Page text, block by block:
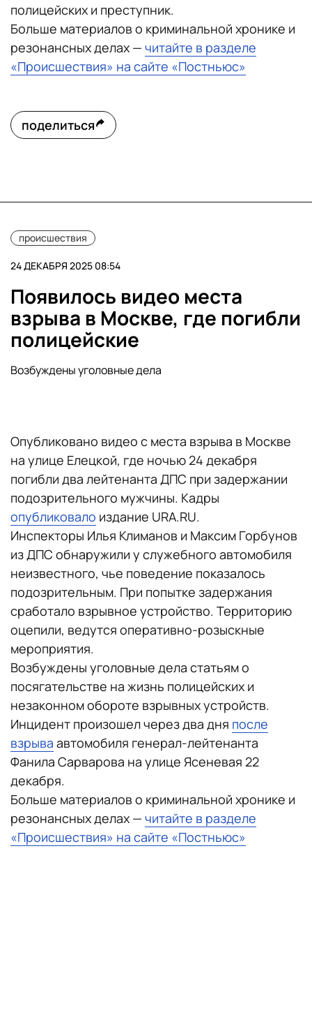
полицейских и преступник.
Больше материалов о криминальной хронике и
резонансных делах — читайте в разделе
«Происшествия» на сайте «Постньюс»
поделиться
происшествия
24 ДЕКАБРЯ 2025 08:54
Появилось видео места
взрыва в Москве, где погибли
полицейские
Возбуждены уголовные дела
Опубликовано видео с места взрыва в Москве
на улице Елецкой, где ночью 24 декабря
погибли два лейтенанта ДПС при задержании
подозрительного мужчины. Кадры
опубликовало издание URA.RU.
Инспекторы Илья Климанов и Максим Горбунов
из ДПС обнаружили у служебного автомобиля
неизвестного, чье поведение показалось
подозрительным. При попытке задержания
сработало взрывное устройство. Территорию
оцепили, ведутся оперативно-розыскные
мероприятия.
Возбуждены уголовные дела статьям о
посягательстве на жизнь полицейских и
незаконном обороте взрывных устройств.
Инцидент произошел через два дня после
взрыва автомобиля генерал-лейтенанта
Фанила Сарварова на улице Ясеневая 22
декабря.
Больше материалов о криминальной хронике и
резонансных делах — читайте в разделе
«Происшествия» на сайте «Постньюс»